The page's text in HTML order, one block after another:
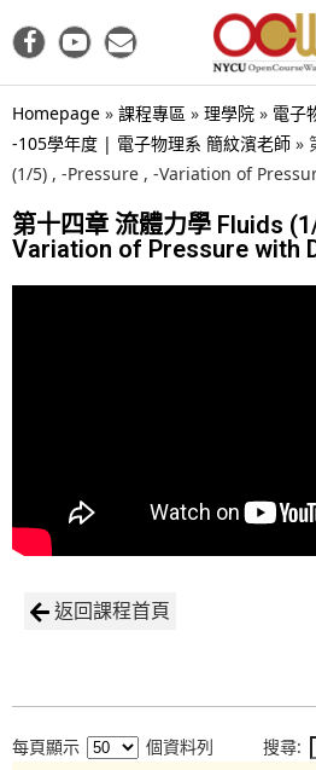
Homepage » 課程專區 » 理學院 » 電子
-105學年度 | 電子物理系 簡紋濱老師 »
(1/5) , -Pressure , -Variation of
第十四章 流體力學 Fluids
Variation of Pressure with
返回課程首頁
每頁顯示 個資料列 搜尋: